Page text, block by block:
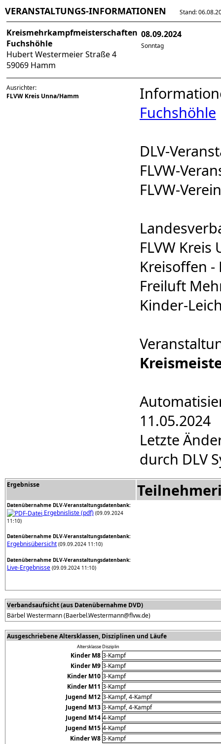
VERANSTALTUNGS-INFORMATIONEN Stand:
Kreismehrkampfmeisterschaften
Fuchshöhle
Hubert Westermeier Straße 4
59069 Hamm
08.09.2024
Sonntag
Ausrichter:
FLVW Kreis Unna/Hamm
Fuchshöhle
DLV-
FLVW-
FLVW-
FLVW
Kreisoffen -
Freiluft
Kinder-
11.05.2024
Letzte
durch DLV
Ergebnisse
Datenübernahme DLV-Veranstaltungsdatenbank:
Ergebnisliste (pdf) (09.09.2024
11:10)
Datenübernahme DLV-Veranstaltungsdatenbank:
Ergebnisübersicht (09.09.2024 11:10)
Datenübernahme DLV-Veranstaltungsdatenbank:
Live-Ergebnisse (09.09.2024 11:10)
Verbandsaufsicht (aus Datenübernahme DVD)
Bärbel Westermann (Baerbel.Westermann@flvw.de)
Ausgeschriebene Altersklassen, Disziplinen und Läufe
AltersklasseDisziplin
Kinder M8 3-Kampf
Kinder M9 3-Kampf
Kinder M10 3-Kampf
Kinder M11 3-Kampf
Jugend M12 3-Kampf, 4-Kampf
Jugend M13 3-Kampf, 4-Kampf
Jugend M14 4-Kampf
Jugend M15 4-Kampf
Kinder W8 3-Kampf